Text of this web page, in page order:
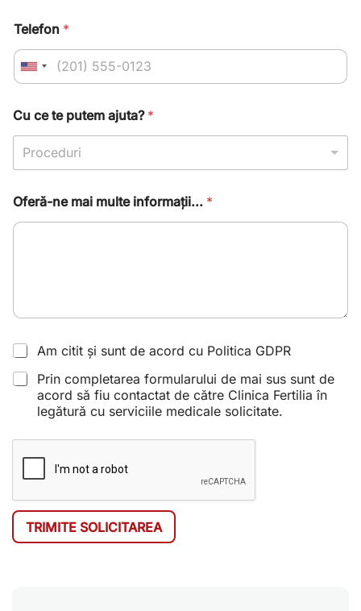
Telefon *
U
i
t
e
d
S
Cu ce te putem ajuta? *
Proceduri
Oferă-ne mai multe informații... *
Am citit și sunt de acord cu Politica GDPR
Prin completarea formularului de mai sus sunt de
acord să fiu contactat de către Clinica Fertilia în
legătură cu serviciile medicale solicitate.
TRIMITE SOLICITAREA